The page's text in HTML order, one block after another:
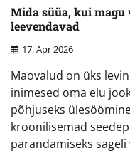
Mida süüa, kui magu
leevendavad
17. Apr 2026
Maovalud on üks
inimesed oma elu
põhjuseks
kroonilisemad
parandamiseks